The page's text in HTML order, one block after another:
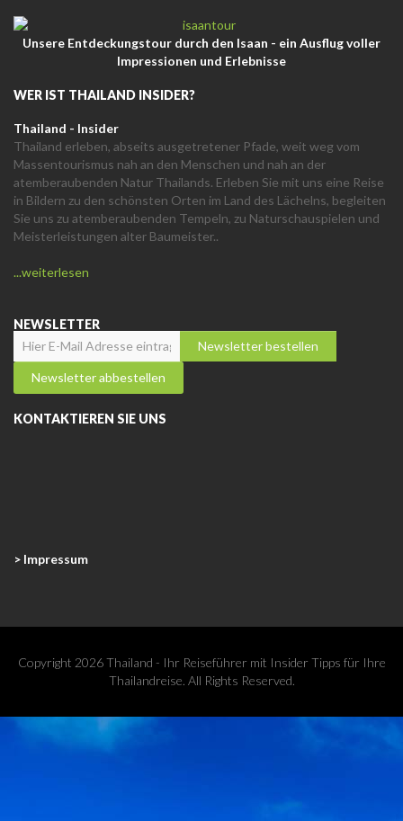
Unsere Entdeckungstour durch den Isaan - ein Ausflug voller
Impressionen und Erlebnisse
WER IST THAILAND INSIDER?
Thailand - Insider
Thailand erleben, abseits ausgetretener Pfade, weit weg vom
Massentourismus nah an den Menschen und nah an der
atemberaubenden Natur Thailands. Erleben Sie mit uns eine Reise
in Bildern zu den schönsten Orten im Land des Lächelns, begleiten
Sie uns zu atemberaubenden Tempeln, zu Naturschauspielen und
Meisterleistungen alter Baumeister..
...weiterlesen
NEWSLETTER
KONTAKTIEREN SIE UNS
> Impressum
Copyright 2026 Thailand - Ihr Reiseführer mit Insider Tipps für Ihre
Thailandreise. All Rights Reserved.